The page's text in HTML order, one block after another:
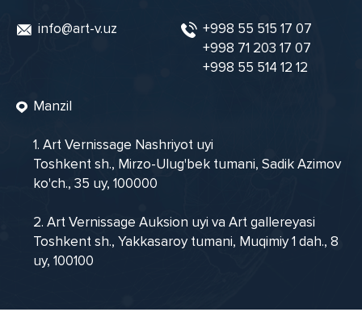
info@art-v.uz
+998 55 515 17 07
+998 71 203 17 07
+998 55 514 12 12
Manzil
1. Art Vernissage Nashriyot uyi
Toshkent sh., Mirzo-Ulug'bek tumani, Sadik Azimov
ko'ch., 35 uy, 100000
2. Art Vernissage Auksion uyi va Art gallereyasi
Toshkent sh., Yakkasaroy tumani, Muqimiy 1 dah., 8
uy, 100100